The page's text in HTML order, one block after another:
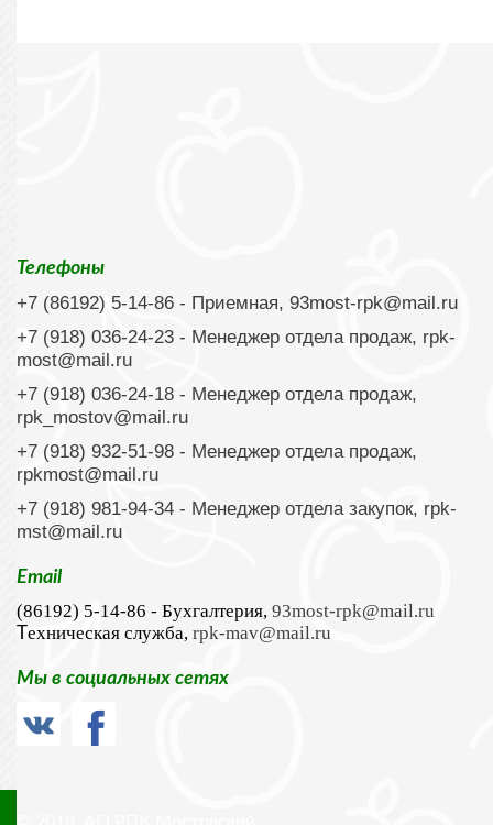
Телефоны
+7 (86192) 5-14-86 - Приемная, 93most-rpk@mail.ru
+7 (918) 036-24-23 - Менеджер отдела продаж, rpk-
most@mail.ru
+7 (918) 036-24-18 - Менеджер отдела продаж,
rpk_mostov@mail.ru
+7 (918) 932-51-98 - Менеджер отдела продаж,
rpkmost@mail.ru
+7 (918) 981-94-34 - Менеджер отдела закупок, rpk-
mst@mail.ru
Email
(86192) 5-14-86 - Бухгалтерия, 93most-rpk@mail.ru
Техническая служба, rpk-mav@mail.ru
Мы в социальных сетях